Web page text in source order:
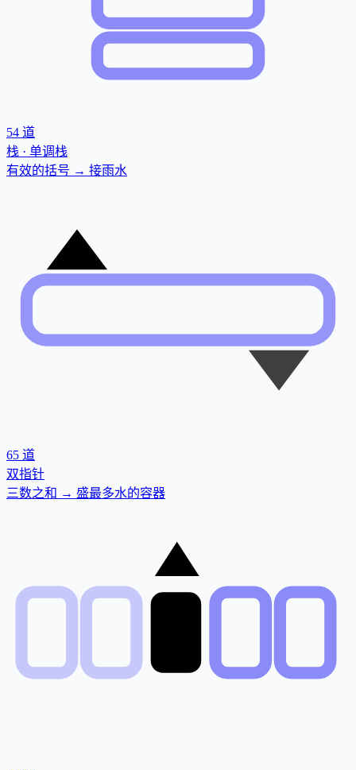
54 道
栈 · 单调栈
有效的括号 → 接雨水
65 道
双指针
三数之和 → 盛最多水的容器